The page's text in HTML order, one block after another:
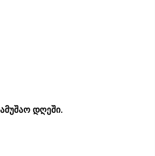
დღეში.